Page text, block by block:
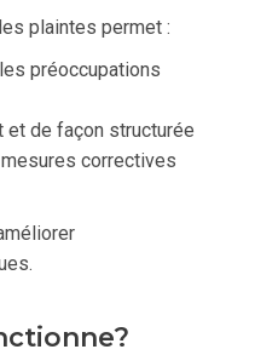
plaintes permet :
préoccupations
et de façon structurée
correctives